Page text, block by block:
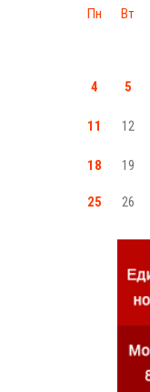
Пн Вт
4 5
11 12
18 19
25 26